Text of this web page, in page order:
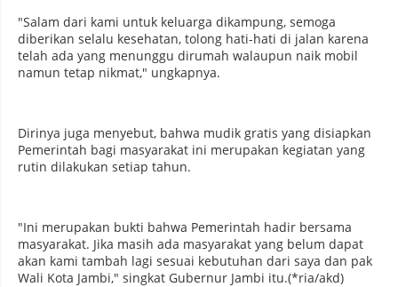
"Salam dari kami untuk keluarga dikampung, semoga
diberikan selalu kesehatan, tolong hati-hati di jalan karena
telah ada yang menunggu dirumah walaupun naik mobil
namun tetap nikmat," ungkapnya.
Dirinya juga menyebut, bahwa mudik gratis yang disiapkan
Pemerintah bagi masyarakat ini merupakan kegiatan yang
rutin dilakukan setiap tahun.
"Ini merupakan bukti bahwa Pemerintah hadir bersama
masyarakat. Jika masih ada masyarakat yang belum dapat
akan kami tambah lagi sesuai kebutuhan dari saya dan pak
Wali Kota Jambi," singkat Gubernur Jambi itu.(*ria/akd)